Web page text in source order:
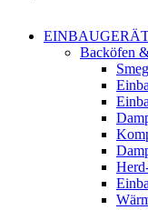
Close
Backöfen